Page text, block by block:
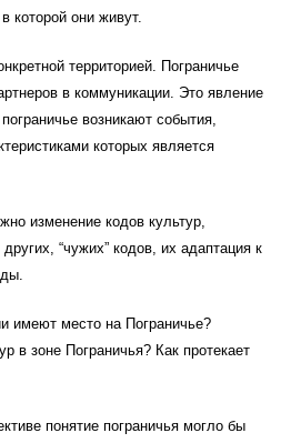
которой они живут.
территорией. Пограничье
в коммуникации. Это явление
возникают события,
которых является
изменение кодов культур,
“чужих” кодов, их адаптация к
имеют место на Пограничье?
в зоне Пограничья? Как протекает
понятие пограничья могло бы